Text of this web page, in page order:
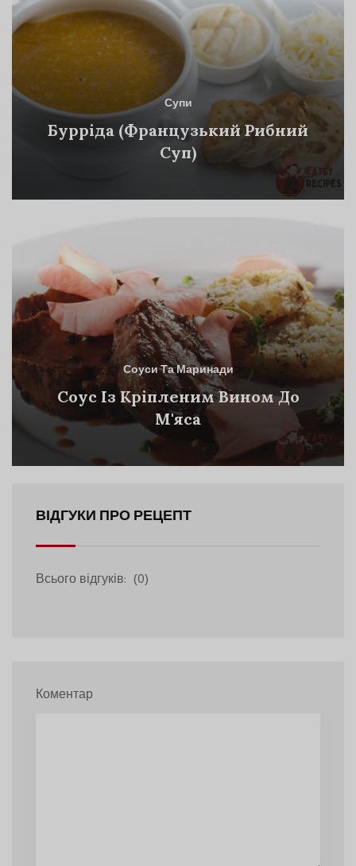
Супи
Бурріда (Французький Рибний
Суп)
Соуси Та Маринади
Соус Із Кріпленим Вином До
М'яса
ВІДГУКИ ПРО РЕЦЕПТ
Всього відгуків: (0)
Коментар